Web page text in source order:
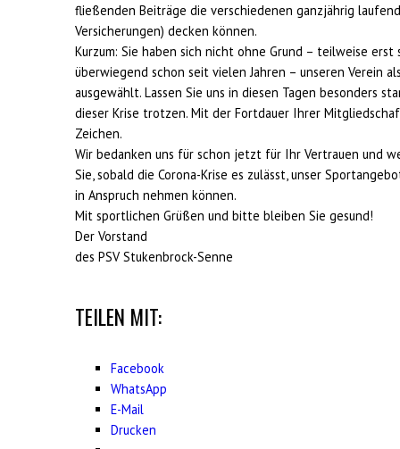
fließenden Beiträge die verschiedenen ganzjährig
Versicherungen) decken können.
Kurzum: Sie haben sich nicht ohne Grund – teilweise
überwiegend schon seit vielen Jahren – unseren Verein
ausgewählt. Lassen Sie uns in diesen Tagen besonders
dieser Krise trotzen. Mit der Fortdauer Ihrer
Zeichen.
Wir bedanken uns für schon jetzt für Ihr Vertrauen und
Sie, sobald die Corona-Krise es zulässt, unser
in Anspruch nehmen können.
Mit sportlichen Grüßen und bitte bleiben Sie gesund!
Der Vorstand
des PSV Stukenbrock-Senne
TEILEN MIT:
Facebook
WhatsApp
E-Mail
Drucken